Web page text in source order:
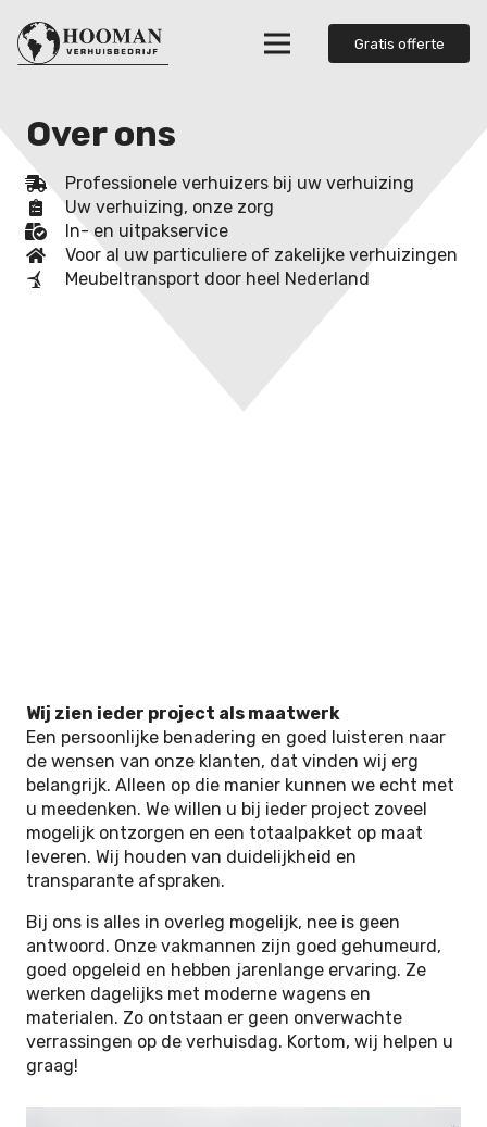
Gratis offerte
Over ons
Professionele verhuizers bij uw verhuizing
Uw verhuizing, onze zorg
In- en uitpakservice
Voor al uw particuliere of zakelijke verhuizingen
Meubeltransport door heel Nederland
Wij zien ieder project als maatwerk
Een persoonlijke benadering en goed luisteren naar
de wensen van onze klanten, dat vinden wij erg
belangrijk. Alleen op die manier kunnen we echt met
u meedenken. We willen u bij ieder project zoveel
mogelijk ontzorgen en een totaalpakket op maat
leveren. Wij houden van duidelijkheid en
transparante afspraken.
Bij ons is alles in overleg mogelijk, nee is geen
antwoord. Onze vakmannen zijn goed gehumeurd,
goed opgeleid en hebben jarenlange ervaring. Ze
werken dagelijks met moderne wagens en
materialen. Zo ontstaan er geen onverwachte
verrassingen op de verhuisdag. Kortom, wij helpen u
graag!